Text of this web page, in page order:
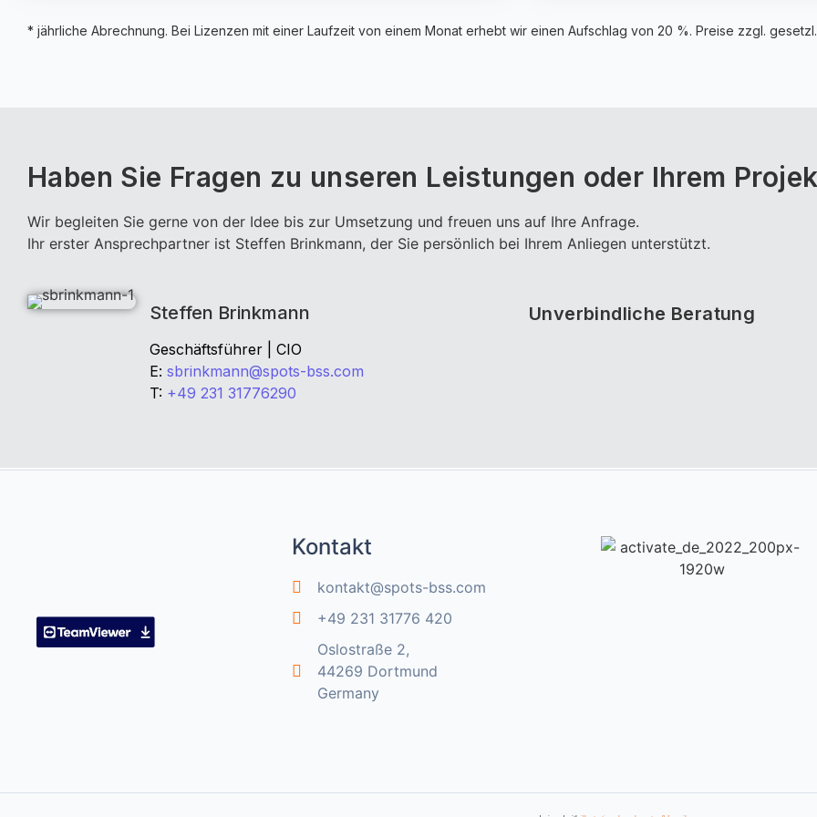
* jährliche Abrechnung. Bei Lizenzen mit einer Laufzeit von einem Monat erhebt wir einen Aufschlag von 20 %. Preise zzgl. gesetzl.
Haben Sie Fragen zu unseren Leistungen oder Ihrem
Wir begleiten Sie gerne von der Idee bis zur Umsetzung und freuen uns auf Ihre Anfrage.
Ihr erster Ansprechpartner ist Steffen Brinkmann, der Sie persönlich bei Ihrem Anliegen unterstützt.
Steffen Brinkmann
Geschäftsführer | CIO
E: sbrinkmann@spots-bss.com
T: +49 231 31776290
Unverbindliche Beratung
Kontakt
kontakt@spots-bss.com
+49 231 31776 420
Oslostraße 2,
44269 Dortmund
Germany